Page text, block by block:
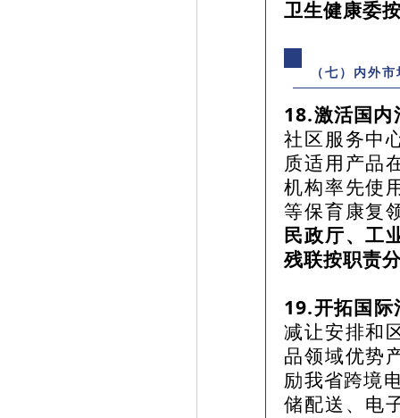
卫生健康委
（七）内外
18.激活国内
社区服务中
质适用产品
机构率先使
等保育康复
民政厅、工
残联按职责
19.开拓国际
减让安排和
品领域优势
励我省跨境
储配送、电